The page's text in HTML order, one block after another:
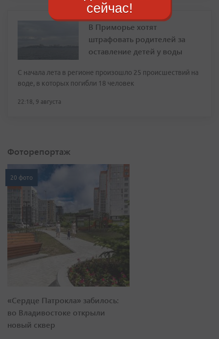
В Приморье хотят
штрафовать родителей за
оставление детей у воды
С начала лета в регионе произошло 25 происшествий на
воде, в которых погибли 18 человек
22:18, 9 августа
Фоторепортаж
20 фото
«Сердце Патрокла» забилось:
во Владивостоке открыли
новый сквер
сейчас!